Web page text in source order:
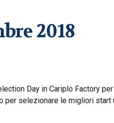
del
Consulenza
M&A –
2018
Day in Cariplo Factory
per selezionare le migliori start